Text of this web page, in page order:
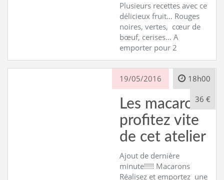
Plusieurs recettes avec ce
délicieux fruit… Rouges
noires, vertes, cœur de
bœuf, cerises… A
emporter pour 2
19/05/2016 18h00
36 €
Les macarons
profitez vite
de cet atelier
Ajout de dernière
minute!!!!! Macarons
Réalisez et emportez une